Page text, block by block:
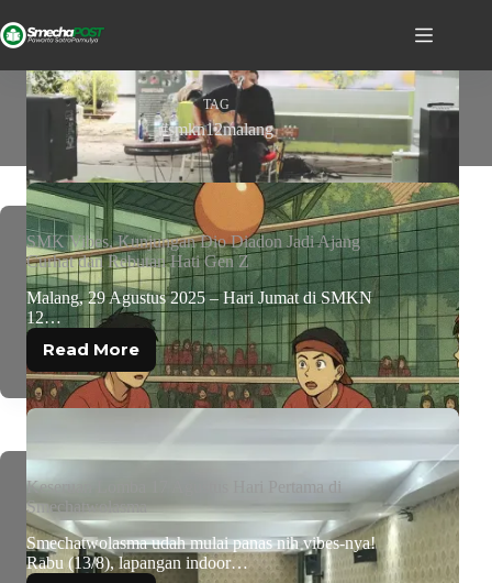
TAG
#smkn12malang
SMK Vibes, Kunjungan Dio Diadon Jadi Ajang
Curhat dan Rebutan Hati Gen Z
Malang, 29 Agustus 2025 – Hari Jumat di SMKN
12…
Read More
Keseruan Lomba 17 Agustus Hari Pertama di
Smechatwolasma
Smechatwolasma udah mulai panas nih vibes-nya!
Rabu (13/8), lapangan indoor…